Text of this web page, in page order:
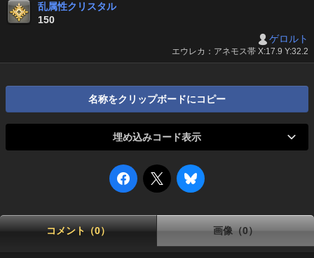
乱属性クリスタル
150
ゲロルト
エウレカ：アネモス帯 X:17.9 Y:32.2
名称をクリップボードにコピー
埋め込みコード表示
コメント（0） 画像（0）